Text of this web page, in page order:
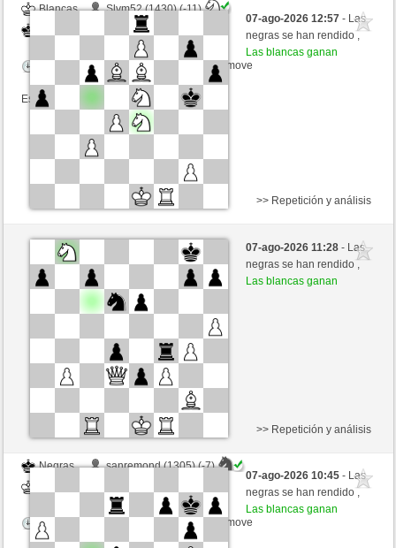
Blancas
Slvm52 (1430) (-11)
jt778 (1549) (+11)
Tiempo: 15 minutes/side + 20 seconds/move
Esta partida es por puntos
07-ago-2026 12:57- Las
negras se han rendido ,
Las blancas ganan
Negras
Slvm52 (1442) (-12)
Blancas
jt778 (1537) (+12)
Tiempo: 15 minutes/side + 20 seconds/move
>> Repetición y análisis
07-ago-2026 11:28- Las
negras se han rendido ,
Las blancas ganan
Negras
sanremond (1305) (-7)
Tiempo: 15 minutes/side + 20 seconds/move
>> Repetición y análisis
07-ago-2026 10:45- Las
negras se han rendido ,
Las blancas ganan